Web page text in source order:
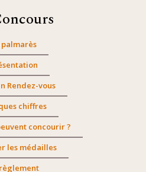
palmarès
Rendez-vous
chiffres
concourir ?
les médailles